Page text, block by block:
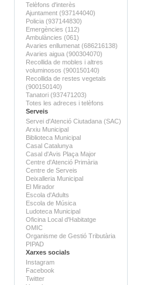
Telèfons d'interès
Ajuntament (937144040)
Policia (937144830)
Emergències (112)
Ambulàncies (061)
Avaries enllumenat (686216138)
Avaries aigua (900304070)
Recollida de mobles i altres
voluminosos (900150140)
Recollida de restes vegetals
(900150140)
Tanatori (937471203)
Totes les adreces i telèfons
Serveis
Servei d'Atenció Ciutadana (SAC)
Arxiu Municipal
Biblioteca Municipal
Casal Catalunya
Casal d'Avis Plaça Major
Centre d'Atenció Primària
Centre de Serveis
Deixalleria Municipal
El Mirador
Escola d'Adults
Escola de Música
Ludoteca Municipal
Oficina Local d'Habitatge
OMIC
Organisme de Gestió Tributària
PIPAD
Xarxes socials
Instagram
Facebook
Twitter